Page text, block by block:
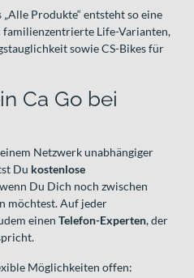
Produkte“ entsteht so eine
Life-Varianten,
sowie CS-Bikes für
Ca Go bei
Netzwerk unabhängiger
Du kostenlose
Du Dich noch zwischen
möchtest. Auf jeder
einen Telefon-Experten, der
Möglichkeiten offen: